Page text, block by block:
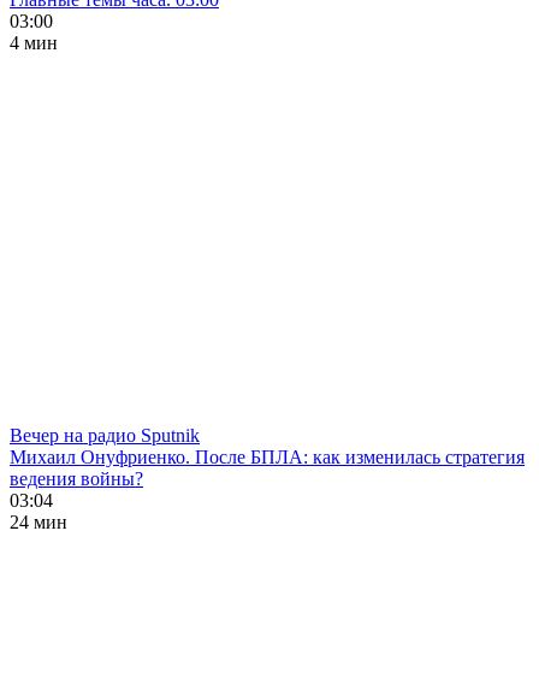
03:00
4 мин
Вечер на радио Sputnik
Михаил Онуфриенко. После БПЛА: как изменилась стратегия
ведения войны?
03:04
24 мин